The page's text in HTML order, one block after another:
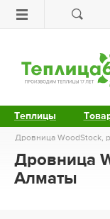
Теплицы
Дровница WoodStock,
Дровница
Алматы